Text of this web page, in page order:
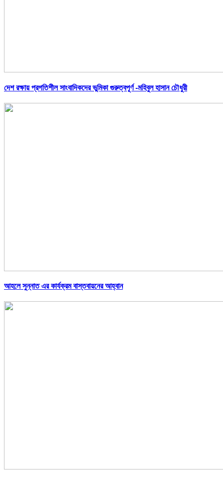
দেশ রক্ষায় প্রগতিশীল সাংবাদিকদের ভুমিকা গুরুত্বপূর্ণ -মহিবুল হাসান চৌধুরী
আহলে সুন্নাত এর কার্যক্রম বাস্তবায়নের আহ্বান